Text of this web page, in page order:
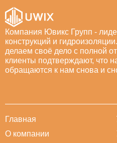
Компания Ювикс Групп -
конструкций и
делаем своё дело с полной
клиенты подтверждают, что
обращаются к нам снова и
Главная
О компании